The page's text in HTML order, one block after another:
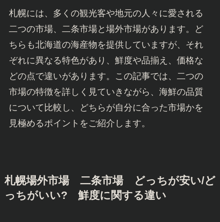
札幌には、多くの観光客や地元の人々に愛される
二つの市場、二条市場と場外市場があります。ど
ちらも北海道の海産物を提供していますが、それ
ぞれに異なる特色があり、鮮度や品揃え、価格な
どの点で違いがあります。この記事では、二つの
市場の特徴を詳しく見ていきながら、海鮮の品質
について比較し、どちらが自分に合った市場かを
見極めるポイントをご紹介します。
札幌場外市場 二条市場 どっちが安い/ど
っちがいい? 鮮度に関する違い